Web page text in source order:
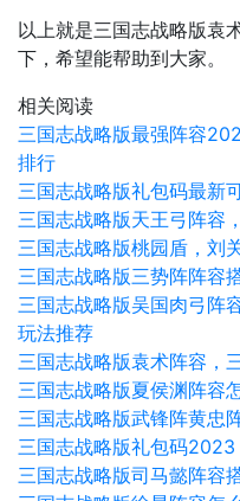
以上就是三国志战略版袁
下，希望能帮助到大家。
相关阅读
三国志战略版最强阵容
排行
三国志战略版礼包码最新
三国志战略版天王弓阵容
三国志战略版桃园盾，刘
三国志战略版三势阵阵容
三国志战略版吴国肉弓阵
玩法推荐
三国志战略版袁术阵容，
三国志战略版夏侯渊阵容
三国志战略版武锋阵黄忠
三国志战略版礼包码
三国志战略版司马懿阵容